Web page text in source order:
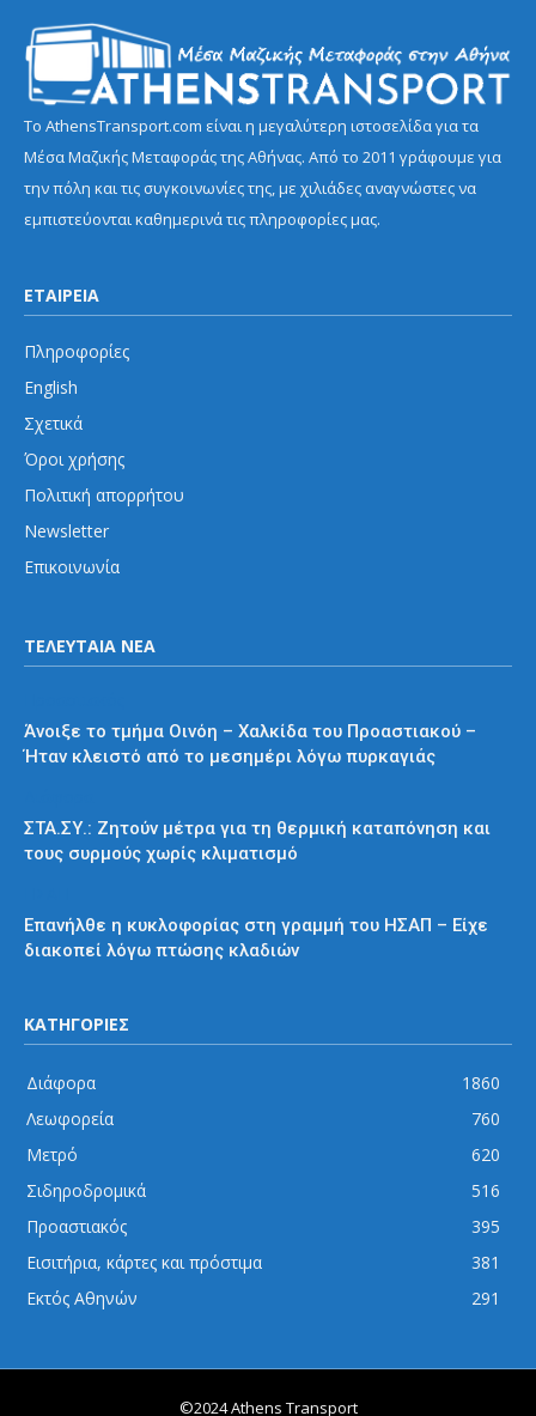
Το AthensTransport.com είναι η μεγαλύτερη ιστοσελίδα για τα
Μέσα Μαζικής Μεταφοράς της Αθήνας. Από το 2011 γράφουμε για
την πόλη και τις συγκοινωνίες της, με χιλιάδες αναγνώστες να
εμπιστεύονται καθημερινά τις πληροφορίες μας.
ΕΤΑΙΡΕΙΑ
Πληροφορίες
English
Σχετικά
Όροι χρήσης
Πολιτική απορρήτου
Newsletter
Επικοινωνία
ΤΕΛΕΥΤΑΙΑ ΝΕΑ
Άνοιξε το τμήμα Οινόη – Χαλκίδα του Προαστιακού –
Ήταν κλειστό από το μεσημέρι λόγω πυρκαγιάς
ΣΤΑ.ΣΥ.: Ζητούν μέτρα για τη θερμική καταπόνηση και
τους συρμούς χωρίς κλιματισμό
Επανήλθε η κυκλοφορίας στη γραμμή του ΗΣΑΠ – Είχε
διακοπεί λόγω πτώσης κλαδιών
ΚΑΤΗΓΟΡΙΕΣ
Διάφορα
1860
Λεωφορεία
760
Μετρό
620
Σιδηροδρομικά
516
Προαστιακός
395
Εισιτήρια, κάρτες και πρόστιμα
381
Εκτός Αθηνών
291
©2024 Athens Transport